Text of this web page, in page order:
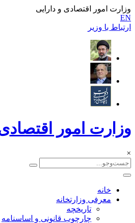
وزارت امور اقتصادی و دارایی
EN
ارتباط با وزیر
وزارت امور
×
خانه
معرفی وزارتخانه
تاریخچه
چارچوب قانونی و اساسنامه